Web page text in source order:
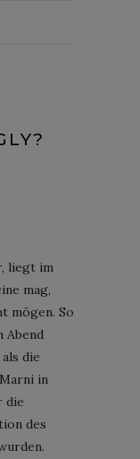
liegt im
mag,
mögen. So
Abend
die
in
die
des